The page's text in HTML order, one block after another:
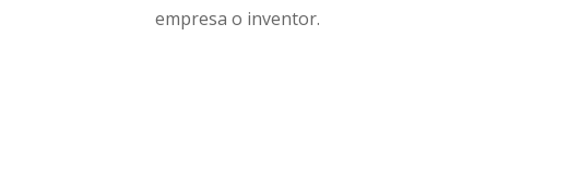
empresa o inventor.